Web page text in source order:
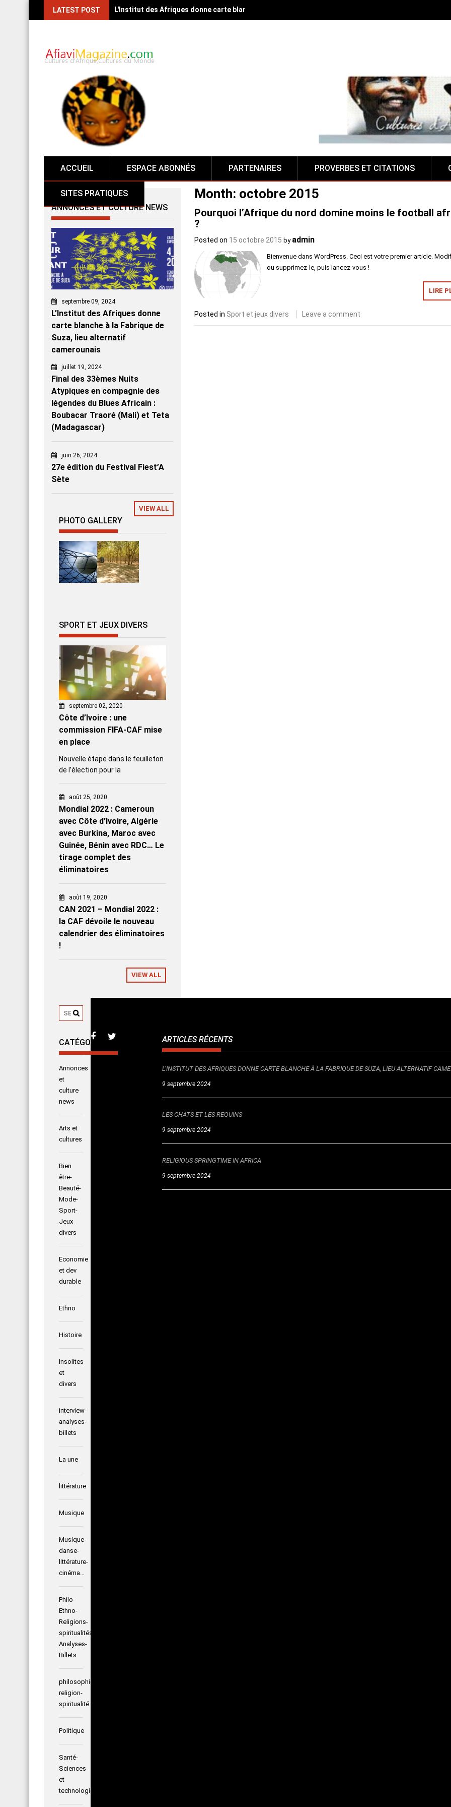
LATEST POST L'Institut des Afriques donne carte blanche à la Fabrique de Suza, lieu alternatif camerounais
ACCUEIL ESPACE ABONNÉS PARTENAIRES PROVERBES ET CITATIONS
SITES PRATIQUES Month: octobre 2015
Pourquoi l’Afrique du nord domine moins le football
?
Posted on 15 octobre 2015 by admin
Bienvenue dans WordPress. Ceci est votre premier article.
ou supprimez-le, puis lancez-vous !
LIRE
Posted in Sport et jeux divers Leave a comment
ANNONCES ET CULTURE NEWS
septembre 09, 2024
L’Institut des Afriques donne
carte blanche à la Fabrique de
Suza, lieu alternatif
camerounais
juillet 19, 2024
Final des 33èmes Nuits
Atypiques en compagnie des
légendes du Blues Africain :
Boubacar Traoré (Mali) et Teta
(Madagascar)
juin 26, 2024
27e édition du Festival Fiest’A
Sète
VIEW ALL
PHOTO GALLERY
SPORT ET JEUX DIVERS
septembre 02, 2020
Côte d’Ivoire : une
commission FIFA-CAF mise
en place
Nouvelle étape dans le feuilleton
de l’élection pour la
août 25, 2020
Mondial 2022 : Cameroun
avec Côte d’Ivoire, Algérie
avec Burkina, Maroc avec
Guinée, Bénin avec RDC… Le
tirage complet des
éliminatoires
août 19, 2020
CAN 2021 – Mondial 2022 :
la CAF dévoile le nouveau
calendrier des éliminatoires
!
VIEW ALL
CATÉGORIES
Annonces
et
culture
news
Arts et
cultures
Bien
être-
Beauté-
Mode-
Sport-
Jeux
divers
Economie
et dev
durable
Ethno
Histoire
Insolites
et
divers
interview-
analyses-
billets
La une
littérature
Musique
Musique-
danse-
littérature-
cinéma…
Philo-
Ethno-
Religions-
spiritualités-
Analyses-
Billets
philosophie-
religion-
spiritualité
Politique
Santé-
Sciences
et
technologies
ARTICLES RÉCENTS
L’INSTITUT DES AFRIQUES DONNE CARTE BLANCHE À LA FABRIQUE DE SUZA, LIEU ALTERNATIF
9 septembre 2024
LES CHATS ET LES REQUINS
9 septembre 2024
RELIGIOUS SPRINGTIME IN AFRICA
9 septembre 2024